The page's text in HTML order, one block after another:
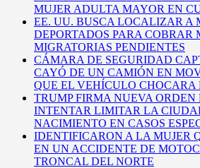
MUJER ADULTA MAYOR EN
EE. UU. BUSCA LOCALIZAR A
DEPORTADOS PARA COBRAR
MIGRATORIAS PENDIENTES
CÁMARA DE SEGURIDAD
CAYÓ DE UN CAMIÓN EN
QUE EL VEHÍCULO CHOCARA
TRUMP FIRMA NUEVA ORDEN
INTENTAR LIMITAR LA
NACIMIENTO EN CASOS
IDENTIFICARON A LA MUJER
EN UN ACCIDENTE DE
TRONCAL DEL NORTE